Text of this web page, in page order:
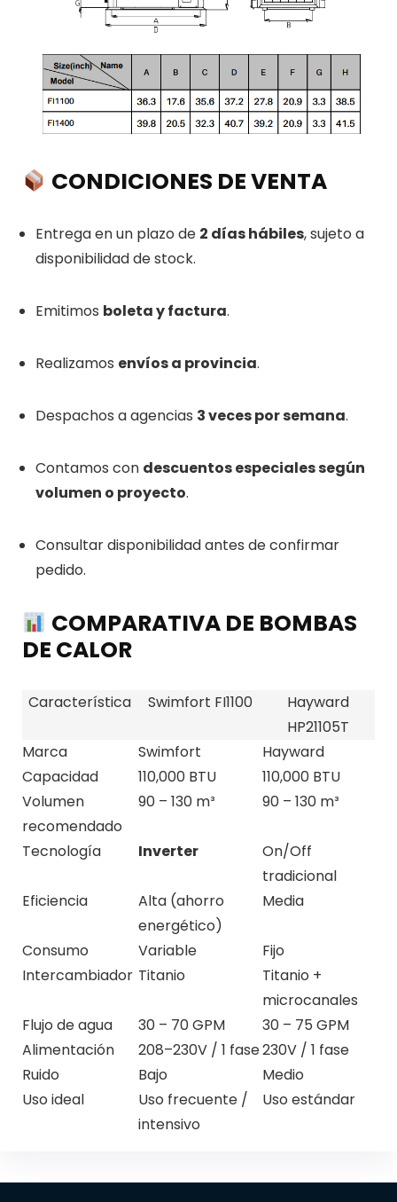
CONDICIONES DE VENTA
Entrega en un plazo de 2 días hábiles, sujeto a
disponibilidad de stock.
Emitimos boleta y factura.
Realizamos envíos a provincia.
Despachos a agencias 3 veces por semana.
Contamos con descuentos especiales según
volumen o proyecto.
Consultar disponibilidad antes de confirmar
pedido.
COMPARATIVA DE BOMBAS
DE CALOR
Característica Swimfort FI1100
Hayward
HP21105T
Marca
Swimfort
Hayward
Capacidad
110,000 BTU
110,000 BTU
Volumen
recomendado
90 – 130 m³ 90 – 130 m³
Tecnología Inverter
On/Off
tradicional
Eficiencia
Alta (ahorro
energético)
Media
Consumo Variable
Fijo
Intercambiador Titanio
Titanio +
microcanales
Flujo de agua
30 – 70 GPM
30 – 75 GPM
Alimentación
208–230V / 1 fase230V / 1 fase
Ruido
Bajo
Medio
Uso ideal
Uso frecuente /
intensivo
Uso estándar